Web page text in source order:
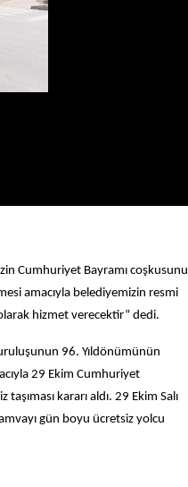
Cumhuriyet Bayramı coşkusunu
amacıyla belediyemizin resmi
hizmet verecektir” dedi.
96. Yıldönümünün
29 Ekim Cumhuriyet
kararı aldı. 29 Ekim Salı
gün boyu ücretsiz yolcu